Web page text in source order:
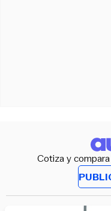
Cotiza y